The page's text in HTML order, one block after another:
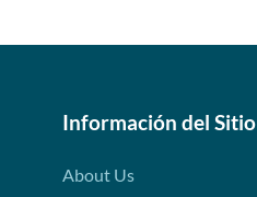
Información del Sitio
About Us